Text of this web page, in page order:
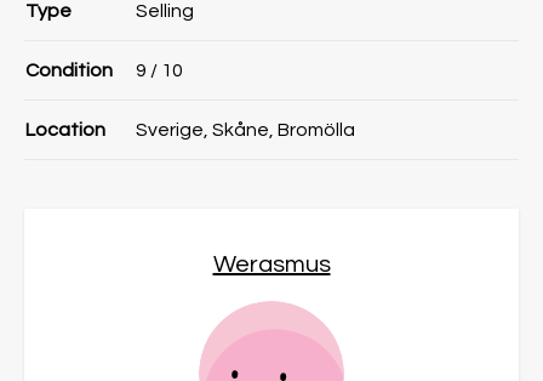
Type Selling
Condition 9 / 10
Location Sverige, Skåne, Bromölla
Werasmus